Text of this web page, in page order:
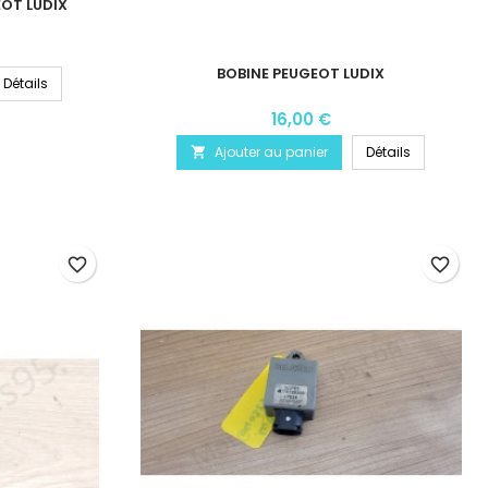
LUDIX
Détails
BOBINE PEUGEOT LUDIX
16,00 €
 Ajouter au panier Détails
favorite_border favorite_border